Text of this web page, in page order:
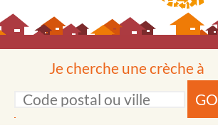
Je cherche une crèche à
GO